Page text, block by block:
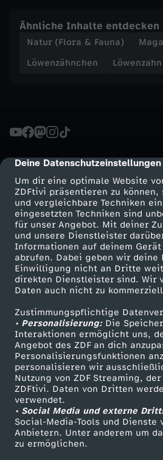
cmp-dialog-description
Deine Datenschutzeinstellungen
Um dir eine optimale Website
ZDFtivi präsentieren zu können,
und vergleichbare Techniken
eingesetzten Techniken sind
für unser Angebot. Mit deiner
und unsere Dienstleister
Informationen auf deinem
abrufen. Dabei geben wir deine
Einwilligung nicht an Dritte
direkten Dienstleister sind. Wir
Daten auch nicht zu
Zustimmungspflichtige
• Personalisierung:Die
Interaktionen ermöglicht uns,
Angebot des ZDF an dich
Personalisierungsfunktionen
personalisieren wir
Nutzung von ZDF Streaming, der
ZDFtivi. Daten von Dritten
verwendet.
• Social Media und externe
Social-Media-Tools und Dienste
Anbietern. Unter anderem um
zu ermöglichen.
Ähnliche Inhalte entdecken
Natur (Flora & Fauna)
Löwenzähnchen
Löwenzahn
Mehr ZDF
ZDF-Apps
Smart TV
ZDFtext
Livestreams
Sendungen A-Z
TV-Programm
Hilfe
ZDF Unternehmen
Karriere